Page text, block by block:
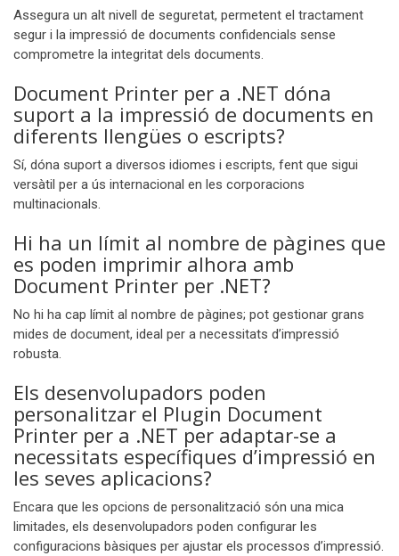
Assegura un alt nivell de seguretat, permetent el tractament
segur i la impressió de documents confidencials sense
comprometre la integritat dels documents.
Document Printer per a .NET dóna
suport a la impressió de documents en
diferents llengües o escripts?
Sí, dóna suport a diversos idiomes i escripts, fent que sigui
versàtil per a ús internacional en les corporacions
multinacionals.
Hi ha un límit al nombre de pàgines que
es poden imprimir alhora amb
Document Printer per .NET?
No hi ha cap límit al nombre de pàgines; pot gestionar grans
mides de document, ideal per a necessitats d’impressió
robusta.
Els desenvolupadors poden
personalitzar el Plugin Document
Printer per a .NET per adaptar-se a
necessitats específiques d’impressió en
les seves aplicacions?
Encara que les opcions de personalització són una mica
limitades, els desenvolupadors poden configurar les
configuracions bàsiques per ajustar els processos d’impressió.